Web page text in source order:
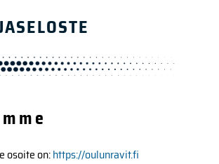
osoite on:https://oulunravit.fi